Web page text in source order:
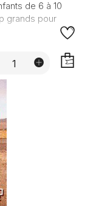
de 6 à 10
grands pour